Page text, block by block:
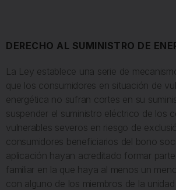
DERECHO AL SUMINISTRO DE
La Ley establece una serie de
que los consumidores en situación de
energética no sufran cortes en su
suspender el suministro eléctrico de los
vulnerables severos en riesgo de
consumidores beneficiarios del bono
aplicación hayan acreditado formar
familiar en la que haya al menos un
con alguno de los miembros de la